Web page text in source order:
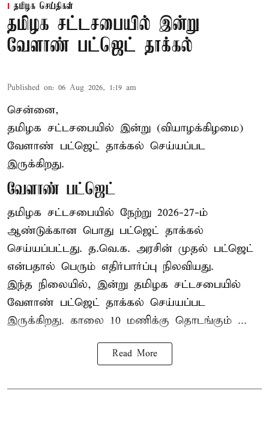
தமிழக செய்திகள்
தமிழக சட்டசபையில் இன்று
வேளாண் பட்ஜெட் தாக்கல்
Published on: 06 Aug 2026, 1:19 am
சென்னை,
தமிழக சட்டசபையில் இன்று (வியாழக்கிழமை)
வேளாண் பட்ஜெட் தாக்கல் செய்யப்பட
இருக்கிறது.
வேளாண் பட்ஜெட்
தமிழக சட்டசபையில் நேற்று 2026-27-ம்
ஆண்டுக்கான பொது பட்ஜெட் தாக்கல்
செய்யப்பட்டது. த.வெ.க. அரசின் முதல் பட்ஜெட்
என்பதால் பெரும் எதிர்பார்ப்பு நிலவியது.
இந்த நிலையில், இன்று தமிழக சட்டசபையில்
வேளாண் பட்ஜெட் தாக்கல் செய்யப்பட
இருக்கிறது. காலை 10 மணிக்கு தொடங்கும் ...
Read More